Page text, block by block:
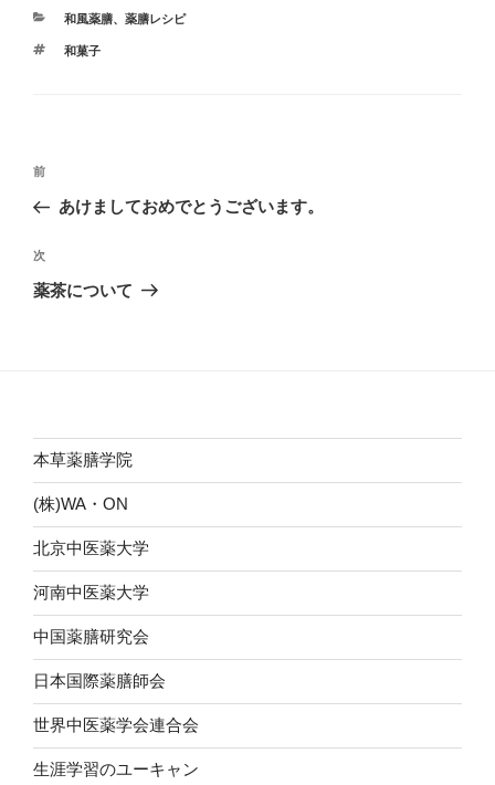
カ
ゴ
和風薬膳、 薬膳レシピ
タ
和菓子
投
ナ
ビ
ゲ
前
の
稿
前
あけましておめでとうございます。
次
の
次
薬茶について
本草薬膳学院
(株)WA・ON
北京中医薬大学
河南中医薬大学
中国薬膳研究会
日本国際薬膳師会
世界中医薬学会連合会
生涯学習のユーキャン